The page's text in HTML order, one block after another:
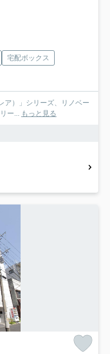
宅配ボックス
ア）」シリーズ、リノベー
ー... もっと見る